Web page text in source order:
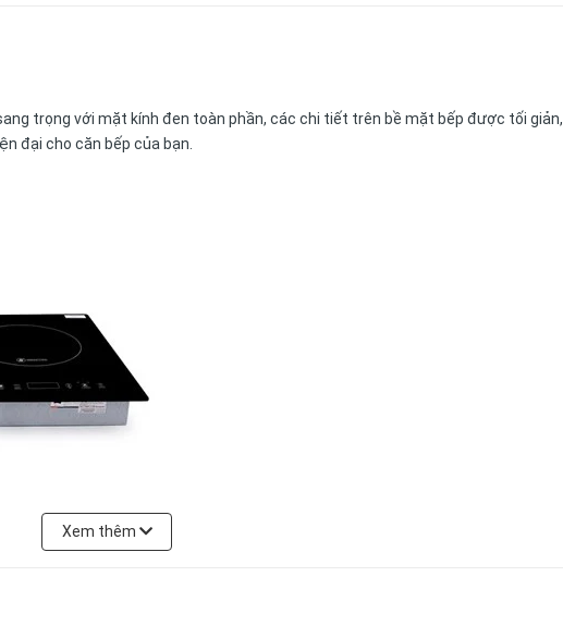
trọng với mặt kính đen toàn phần, các chi tiết trên bề mặt bếp được tối giản,
đại cho căn bếp của bạn.
Xem thêm